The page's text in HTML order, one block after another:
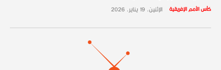
كأس الأمم الإفريقية الإثنين، 19 يناير، 2026